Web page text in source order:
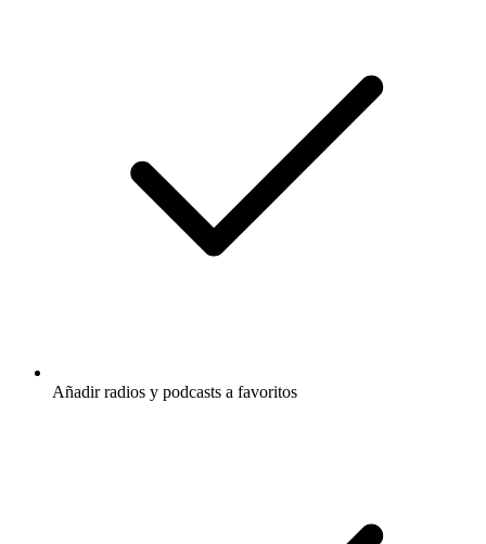
Añadir radios y podcasts a favoritos